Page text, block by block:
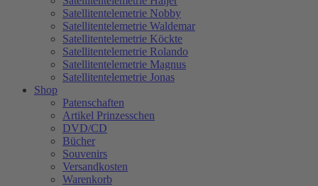
Satellitentelemetrie Nobby
Satellitentelemetrie Waldemar
Satellitentelemetrie Köckte
Satellitentelemetrie Rolando
Satellitentelemetrie Magnus
Satellitentelemetrie Jonas
Shop
Patenschaften
Artikel Prinzesschen
DVD/CD
Bücher
Souvenirs
Versandkosten
Warenkorb